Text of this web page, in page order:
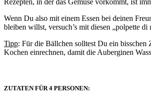
Rezepten, in der das Gemüse vorkommt, ist
Wenn Du also mit einem Essen bei deinen
bleiben willst, versuch’s mit diesen „polpette di
Tipp: Für die Bällchen solltest Du ein bisschen
Kochen einrechnen, damit die Auberginen
ZUTATEN FÜR 4 PERSONEN: